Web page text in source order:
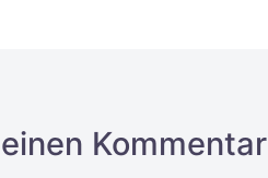
Kommentar